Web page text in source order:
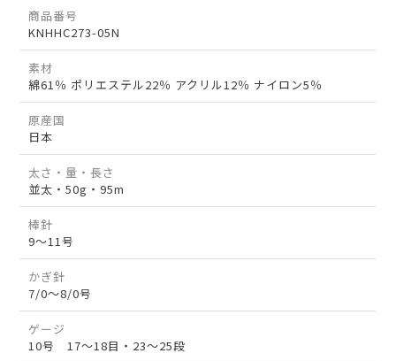
商品番号
KNHHC273-05N
素材
綿61％ ポリエステル22％ アクリル12％ ナイロン5％
原産国
日本
太さ・量・長さ
並太・50g・95m
棒針
9～11号
かぎ針
7/0～8/0号
ゲージ
10号 17～18目・23～25段